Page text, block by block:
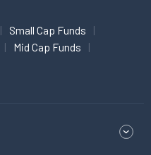
Small Cap Funds
Mid Cap Funds